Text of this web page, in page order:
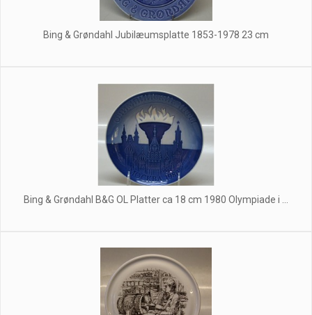
Bing & Grøndahl Jubilæumsplatte 1853-1978 23 cm
Bing & Grøndahl B&G OL Platter ca 18 cm 1980 Olympiade i ...